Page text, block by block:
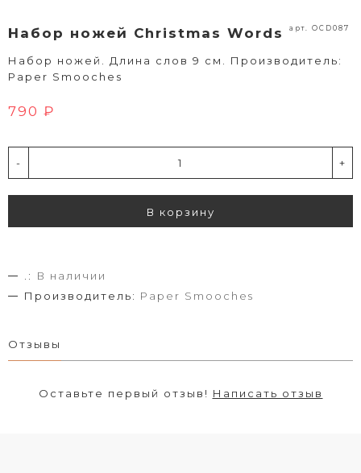
Набор ножей Christmas Words арт. OCD087
Набор ножей. Длина слов 9 см. Производитель:
Paper Smooches
790 ₽
- +
В корзину
.:
В наличии
Производитель: Paper Smooches
Отзывы
Оставьте первый отзыв! Написать отзыв